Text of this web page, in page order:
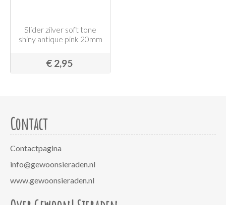
Slider zilver soft tone
shiny antique pink 20mm
€ 2,95
Contact
Contactpagina
info@gewoonsieraden.nl
www.gewoonsieraden.nl